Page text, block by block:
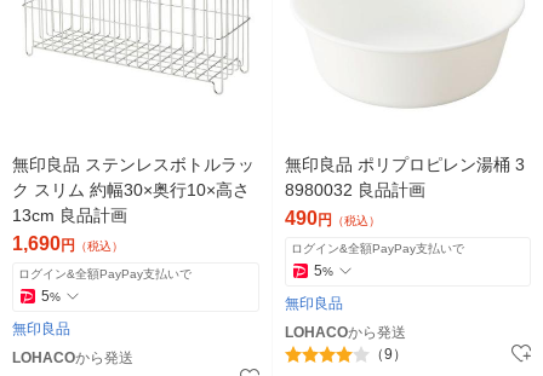
無印良品 ステンレスボトルラッ
ク スリム 約幅30×奥行10×高さ
13cm 良品計画
1,690円 （税込）
ログイン&全額PayPay支払いで
5%
無印良品
LOHACOから発送
無印良品 ポリプロピレン湯桶 3
8980032 良品計画
490円 （税込）
ログイン&全額PayPay支払いで
5%
無印良品
LOHACOから発送
（9）